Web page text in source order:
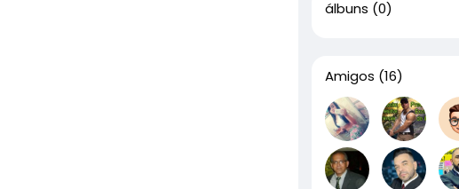
álbuns (0)
Amigos (16)